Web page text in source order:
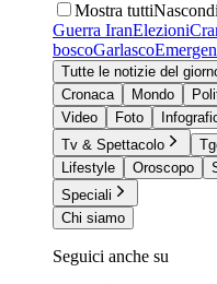
Mostra tuttiNascondi
Guerra IranElezioni
boscoGarlasco
Tutte le notizie del
Cronaca
Mondo
Video
Foto
Tv & Spettacolo
Lifestyle
Oroscopo
Speciali
Chi siamo
Seguici anche su